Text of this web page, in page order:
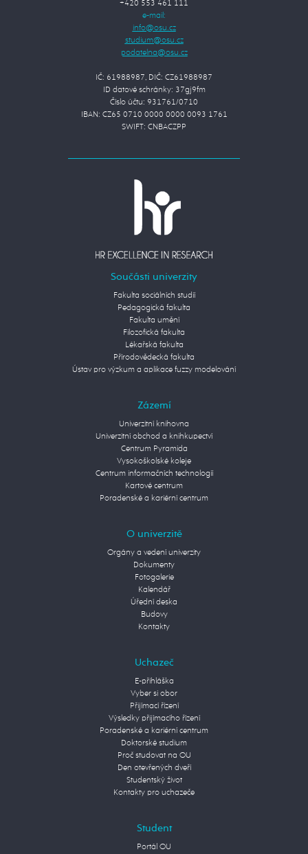
+420 553 461 111
e-mail:
IČ: 61988987, DIČ: CZ61988987
ID datové schránky: 37gj9fm
Číslo účtu: 931761/0710
IBAN: CZ65 0710 0000 0000 0093 1761
SWIFT: CNBACZPP
Součásti univerzity
Fakulta sociálních studií
Pedagogická fakulta
Fakulta umění
Filozofická fakulta
Lékařská fakulta
Přírodovědecká fakulta
Ústav pro výzkum a aplikace fuzzy modelování
Zázemí
Univerzitní knihovna
Univerzitní obchod a knihkupectví
Centrum Pyramida
Vysokoškolské koleje
Centrum informačních technologií
Kartové centrum
Poradenské a kariérní centrum
O univerzitě
Orgány a vedení univerzity
Dokumenty
Fotogalerie
Kalendář
Úřední deska
Budovy
Kontakty
Uchazeč
E-přihláška
Vyber si obor
Přijímací řízení
Výsledky přijímacího řízení
Poradenské a kariérní centrum
Doktorské studium
Proč studovat na OU
Den otevřených dveří
Studentský život
Kontakty pro uchazeče
Student
Portál OU